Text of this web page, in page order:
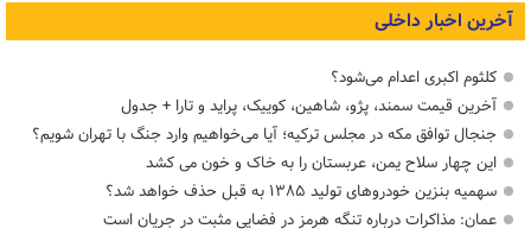
آخرین اخبار داخلی
کلثوم اکبری اعدام می‌شود؟
آخرین قیمت سمند، پژو، شاهین، کوییک، پراید و تارا + جدول
جنجال توافق مکه در مجلس ترکیه؛ آیا می‌خواهیم وارد جنگ با تهران شویم؟
این چهار سلاح یمن، عربستان را به خاک و خون می کشد
سهمیه بنزین خودروهای تولید ۱۳۸۵ به قبل حذف خواهد شد؟
عمان: مذاکرات درباره تنگه هرمز در فضایی مثبت در جریان است